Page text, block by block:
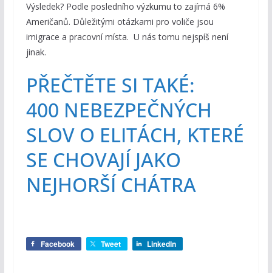
Výsledek? Podle posledního výzkumu to zajímá 6%
Američanů. Důležitými otázkami pro voliče jsou
imigrace a pracovní místa. U nás tomu nejspíš není
jinak.
PŘEČTĚTE SI TAKÉ:
400 NEBEZPEČNÝCH
SLOV O ELITÁCH, KTERÉ
SE CHOVAJÍ JAKO
NEJHORŠÍ CHÁTRA
Facebook Tweet LinkedIn